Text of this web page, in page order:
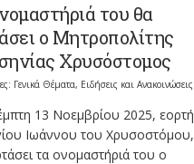
του θα
ο Μητροπολίτης
Χρυσόστομος
Γενικά Θέματα, Ειδήσεις και Ανακοινώσεις
13 Νοεμβρίου 2025, εορτή
Ιωάννου του Χρυσοστόμου,
τα ονομαστήριά του ο